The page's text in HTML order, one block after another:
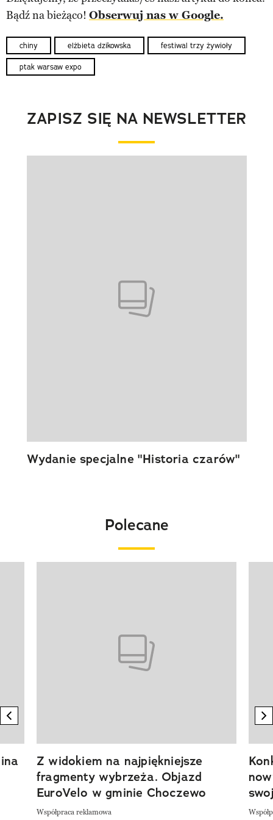
Bądź na bieżąco! Obserwuj nas w Google.
chiny elżbieta dzikowska festiwal trzy żywioły
ptak warsaw expo
ZAPISZ SIĘ NA NEWSLETTER
Wydanie specjalne "Historia czarów"
Polecane
previous element
Z widokiem na najpiękniejsze
fragmenty wybrzeża. Objazd
EuroVelo w gminie Choczewo
Współpraca reklamowa